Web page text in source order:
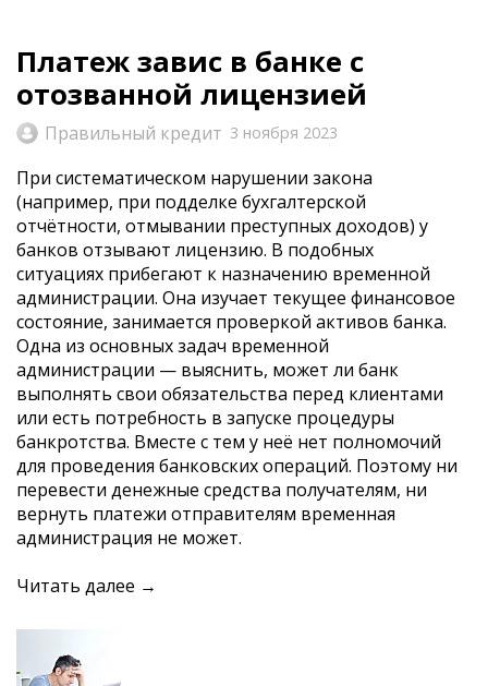
Платеж завис в банке с
отозванной лицензией
Правильный кредит 3 ноября 2023
При систематическом нарушении закона
(например, при подделке бухгалтерской
отчётности, отмывании преступных доходов) у
банков отзывают лицензию. В подобных
ситуациях прибегают к назначению временной
администрации. Она изучает текущее финансовое
состояние, занимается проверкой активов банка.
Одна из основных задач временной
администрации — выяснить, может ли банк
выполнять свои обязательства перед клиентами
или есть потребность в запуске процедуры
банкротства. Вместе с тем у неё нет полномочий
для проведения банковских операций. Поэтому ни
перевести денежные средства получателям, ни
вернуть платежи отправителям временная
администрация не может.
Читать далее →